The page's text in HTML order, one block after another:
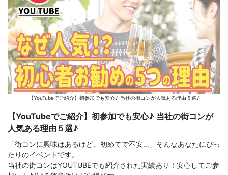
【YouTubeでご紹介】初参加でも安心♪ 当社の街コンが人気ある理由５選♪
【YouTubeでご紹介】初参加でも安心♪ 当社の街コンが
人気ある理由５選♪
「街コンに興味はあるけど、初めてで不安…」そんなあなたにぴっ
たりのイベントです。
当社の街コンはYOUTUBEでも紹介された実績あり！安心してご参